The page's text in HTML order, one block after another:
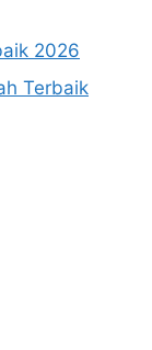
2026
Terbaik